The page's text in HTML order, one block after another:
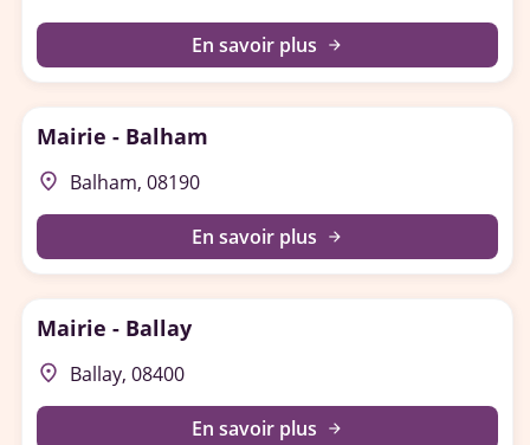
En savoir plus arrow_forward
Mairie - Balham
place Balham, 08190
En savoir plus arrow_forward
Mairie - Ballay
place Ballay, 08400
En savoir plus arrow_forward